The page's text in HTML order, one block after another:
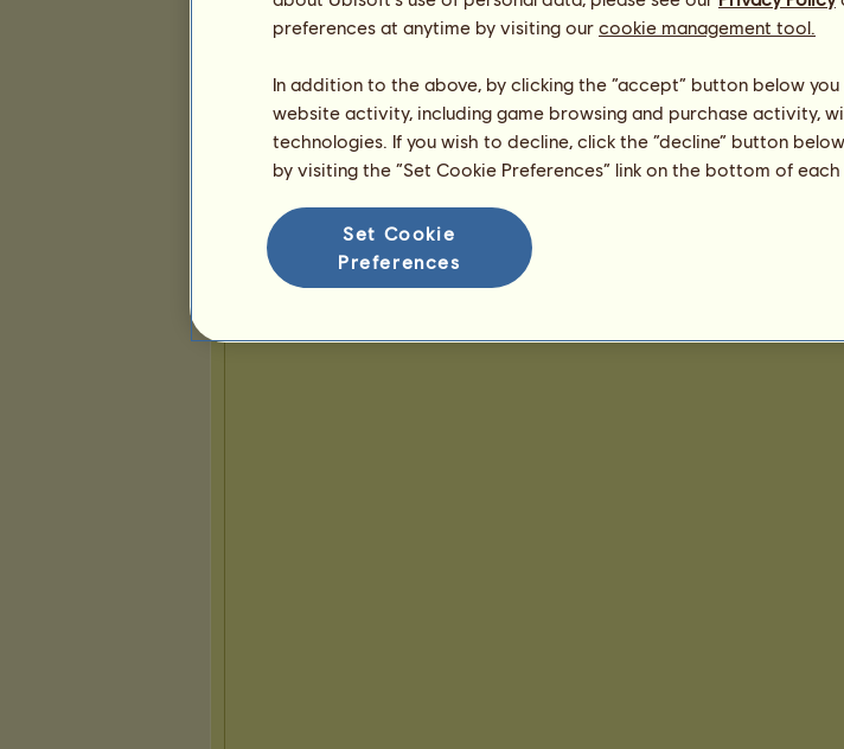
preferences at anytime by visiting our cookie management tool.
In addition to the above, by clicking the “accept” button below
website activity, including game browsing and purchase activity,
technologies. If you wish to decline, click the “decline” button
by visiting the “Set Cookie Preferences” link on the bottom of
Set Cookie
Preferences